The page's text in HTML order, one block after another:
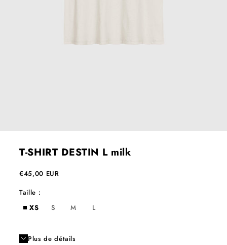
T-SHIRT DESTIN L milk
Prix de vente
€45,00 EUR
Taille :
XS
S M L
Plus de détails